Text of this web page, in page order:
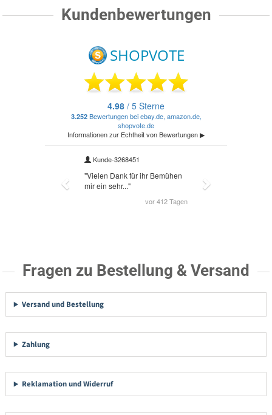
Kundenbewertungen
Fragen zu Bestellung & Versand
Versand und Bestellung
Zahlung
Reklamation und Widerruf